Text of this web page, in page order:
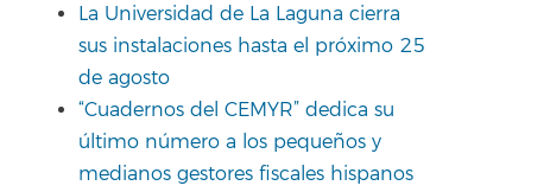
La Universidad de La Laguna cierra
sus instalaciones hasta el próximo 25
de agosto
“Cuadernos del CEMYR” dedica su
último número a los pequeños y
medianos gestores fiscales hispanos